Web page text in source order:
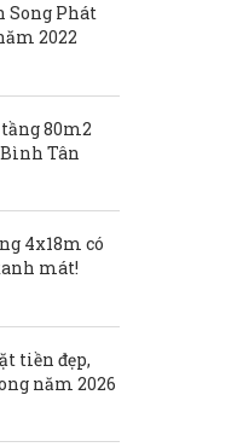
Song Phát
2022
80m2
Tân
4x18m có
mát!
tiền đẹp,
năm 2026